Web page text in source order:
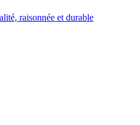
raisonnée et durable